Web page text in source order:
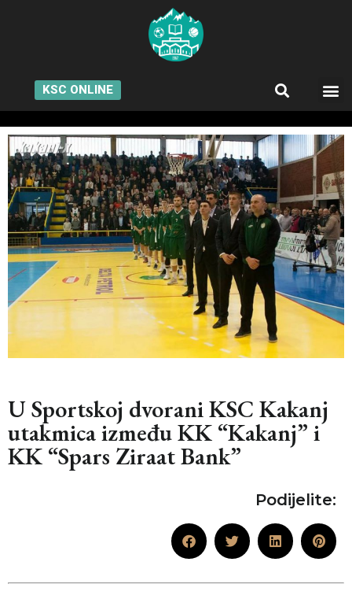
KSC ONLINE
U Sportskoj dvorani KSC Kakanj
utakmica između KK “Kakanj” i
KK “Spars Ziraat Bank”
Podijelite: